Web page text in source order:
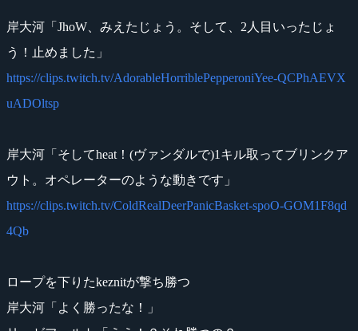
岸大河「JhoW、みえたじょう。そして、2人目いったじょ
う！止めました」
https://clips.twitch.tv/AdorableHorriblePepperoniYee-QCPhAEVX
uADOltsp
岸大河「そしてheat！(ヴァンダルで)1キル取ってブリンクア
ウト。オペレーターのような動きです」
https://clips.twitch.tv/ColdRealDeerPanicBasket-spoO-GOM1F8qd
4Qb
ロープを下りたkeznitが撃ち勝つ
岸大河「よく勝ったな！」